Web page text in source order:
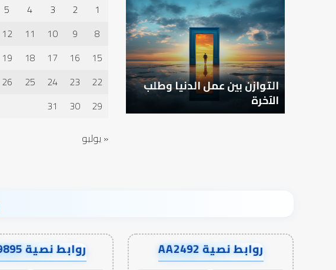
عمل
الدنيا
وطلب
الآخرة
التوازن بين عمل الدنيا وطلب
الآخرة
1
2
3
4
5
8
9
10
11
12
15
16
17
18
19
22
23
24
25
26
29
30
31
« يوليو
روابط نصية AA2492 روابط نصية AA49895